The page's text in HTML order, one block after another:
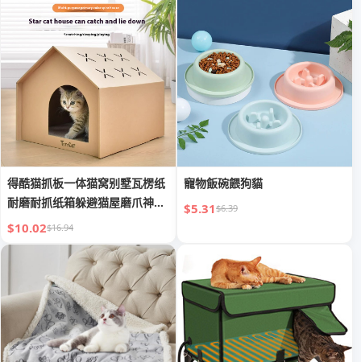
得酷猫抓板一体猫窝别墅瓦楞纸
耐磨耐抓纸箱躲避猫屋磨爪神器
玩具
$10.02$16.94
寵物飯碗餵狗貓
$5.31$6.39